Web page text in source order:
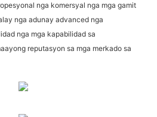
nga komersyal nga mga gamit
nga adunay advanced nga
nga mga kapabilidad sa
reputasyon sa mga merkado sa